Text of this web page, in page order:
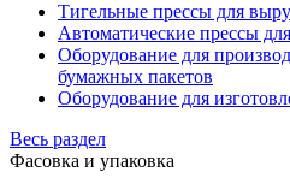
Тигельные прессы для
Автоматические прессы
Оборудование для
бумажных пакетов
Оборудование для
Весь раздел
Фасовка и упаковка